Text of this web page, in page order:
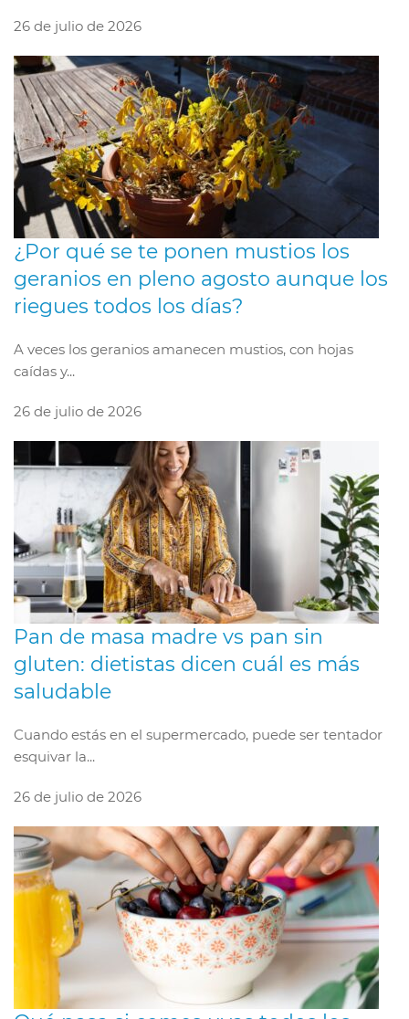
26 de julio de 2026
¿Por qué se te ponen mustios los
geranios en pleno agosto aunque los
riegues todos los días?
A veces los geranios amanecen mustios, con hojas
caídas y...
26 de julio de 2026
Pan de masa madre vs pan sin
gluten: dietistas dicen cuál es más
saludable
Cuando estás en el supermercado, puede ser tentador
esquivar la...
26 de julio de 2026